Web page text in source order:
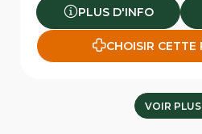
PLUS D'INFO
CHOISIR CETTE
VOIR PLUS